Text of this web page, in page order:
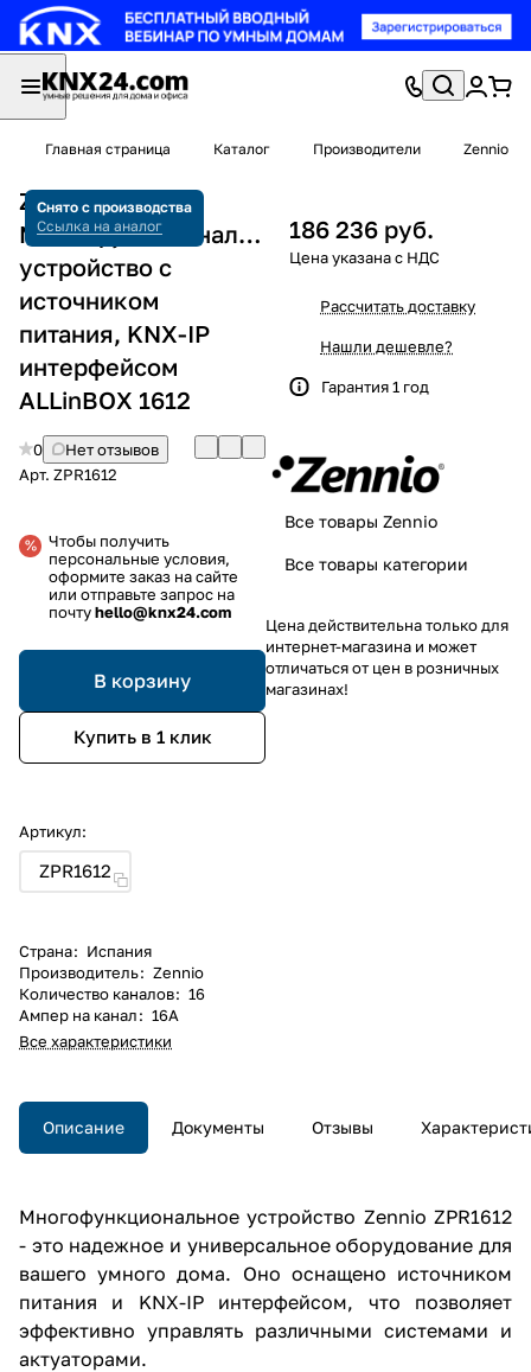
Главная страница Каталог Производители Zennio
Снято с производства
Ссылка на аналог
Zennio ZPR1612
Многофункциональное
устройство с
источником
питания, KNX-IP
интерфейсом
ALLinBOX 1612
0
Нет отзывов
Арт. ZPR1612
Чтобы получить
персональные условия,
оформите заказ на сайте
или отправьте запрос на
почтуhello@knx24.com
В корзину
Купить в 1 клик
Артикул:
ZPR1612
Страна: Испания
Производитель: Zennio
Количество каналов: 16
Ампер на канал: 16А
Все характеристики
186 236 руб.
Рассчитать доставку
Нашли дешевле?
Гарантия 1 год
Все товары Zennio
Все товары категории
Цена действительна только для
интернет-магазина и может
отличаться от цен в розничных
магазинах!
Описание Документы Отзывы
Многофункциональное устройство Zennio ZPR1612
- это надежное и универсальное оборудование для
вашего умного дома. Оно оснащено источником
питания и KNX-IP интерфейсом, что позволяет
эффективно управлять различными системами и
актуаторами.